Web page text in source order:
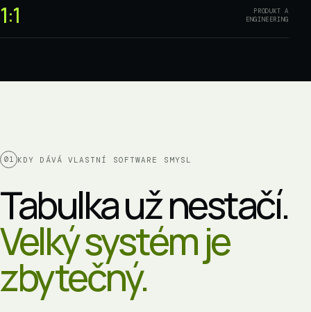
1:1
PRODUKT A
ENGINEERING
01 KDY DÁVÁ VLASTNÍ SOFTWARE SMYSL
Tabulka už nestačí.
Velký systém je
zbytečný.